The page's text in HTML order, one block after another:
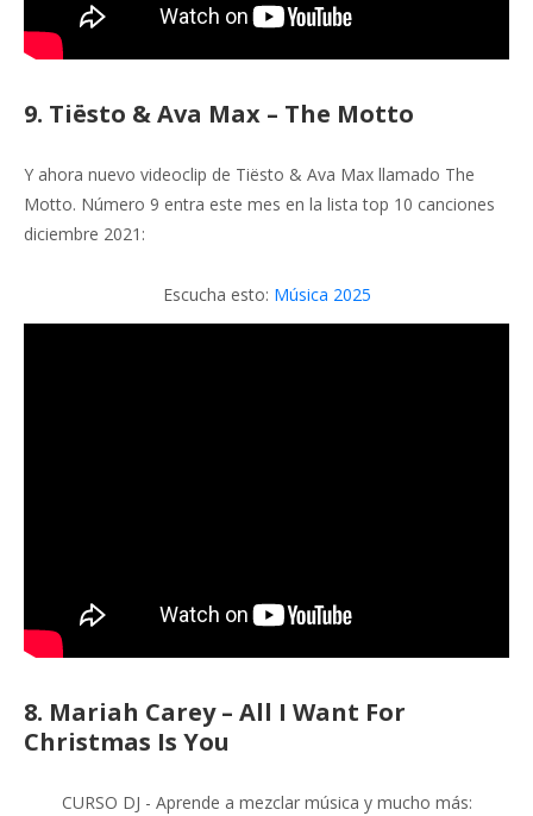
9. Tiësto & Ava Max – The Motto
Y ahora nuevo videoclip de Tiësto & Ava Max llamado The
Motto. Número 9 entra este mes en la lista top 10 canciones
diciembre 2021:
Escucha esto: Música 2025
8. Mariah Carey – All I Want For
Christmas Is You
CURSO DJ - Aprende a mezclar música y mucho más: